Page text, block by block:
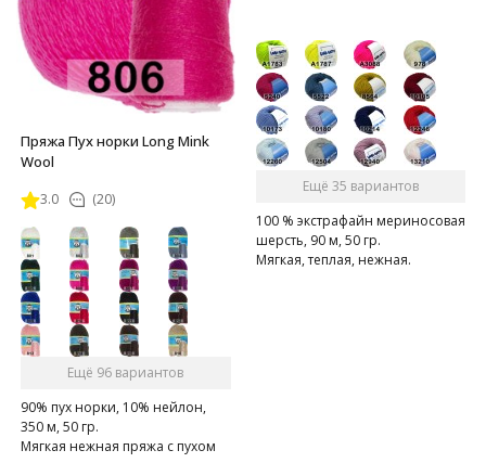
Пряжа Пух норки Long Mink
Wool
3.0 (20)
Ещё 96 вариантов
90% пух норки, 10% нейлон,
350 м, 50 гр.
Мягкая нежная пряжа с пухом
Ещё 35 вариантов
100 % экстрафайн мериносовая
шерсть, 90 м, 50 гр.
Мягкая, теплая, нежная.